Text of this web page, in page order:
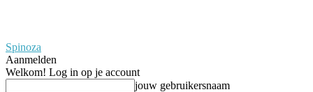
Spinoza
Aanmelden
Welkom! Log in op je account
jouw gebruikersnaam